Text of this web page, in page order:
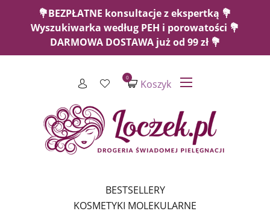
💐BEZPŁATNE konsultacje z ekspertką 💐
Wyszukiwarka według PEH i porowatości 💐
DARMOWA DOSTAWA już od 99 zł 💐
Koszyk
0
BESTSELLERY
KOSMETYKI MOLEKULARNE